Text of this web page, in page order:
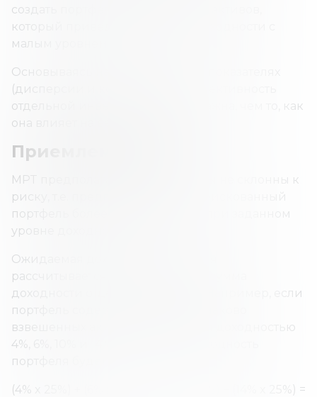
создать портфель из нескольких активов,
который приведет к большей доходности с
малым уровнем риска.
Основываясь на статистических показателях
(дисперсии и корреляции), эффективность
отдельной инвестиции менее важна, чем то, как
она влияет на весь портфель.
Приемлемый риск
MPT предполагает, что инвесторы не склонны к
риску, т.е. предпочитают менее рискованный
портфель более рискованному (при заданном
уровне доходности).
Ожидаемая доходность портфеля
рассчитывается как взвешенная сумма
доходности отдельных активов. Например, если
портфель содержит четыре одинаково
взвешенных актива с ожидаемой доходностью
4%, 6%, 10% и 14%, ожидаемая доходность
портфеля будет:
(4% x 25%) + (6% x 25%) + (10% x 25%) + (14% x 25%) =